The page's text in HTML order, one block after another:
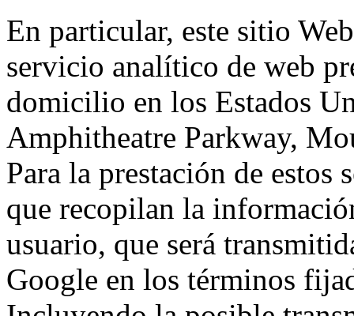
En particular, este sitio
servicio analítico de web
domicilio en los Estados
Amphitheatre Parkway,
Para la prestación de
que recopilan la
usuario, que será
Google en los términos